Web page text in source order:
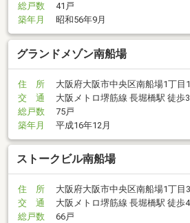
総戸数
41戸
築年月
昭和56年9月
グランドメゾン南船場
住 所
大阪府大阪市中央区南船場1丁目
交 通
大阪メトロ堺筋線 長堀橋駅 徒歩
総戸数
75戸
築年月
平成16年12月
ストークビル南船場
住 所
大阪府大阪市中央区南船場1丁目
交 通
大阪メトロ堺筋線 長堀橋駅 徒歩
総戸数
66戸